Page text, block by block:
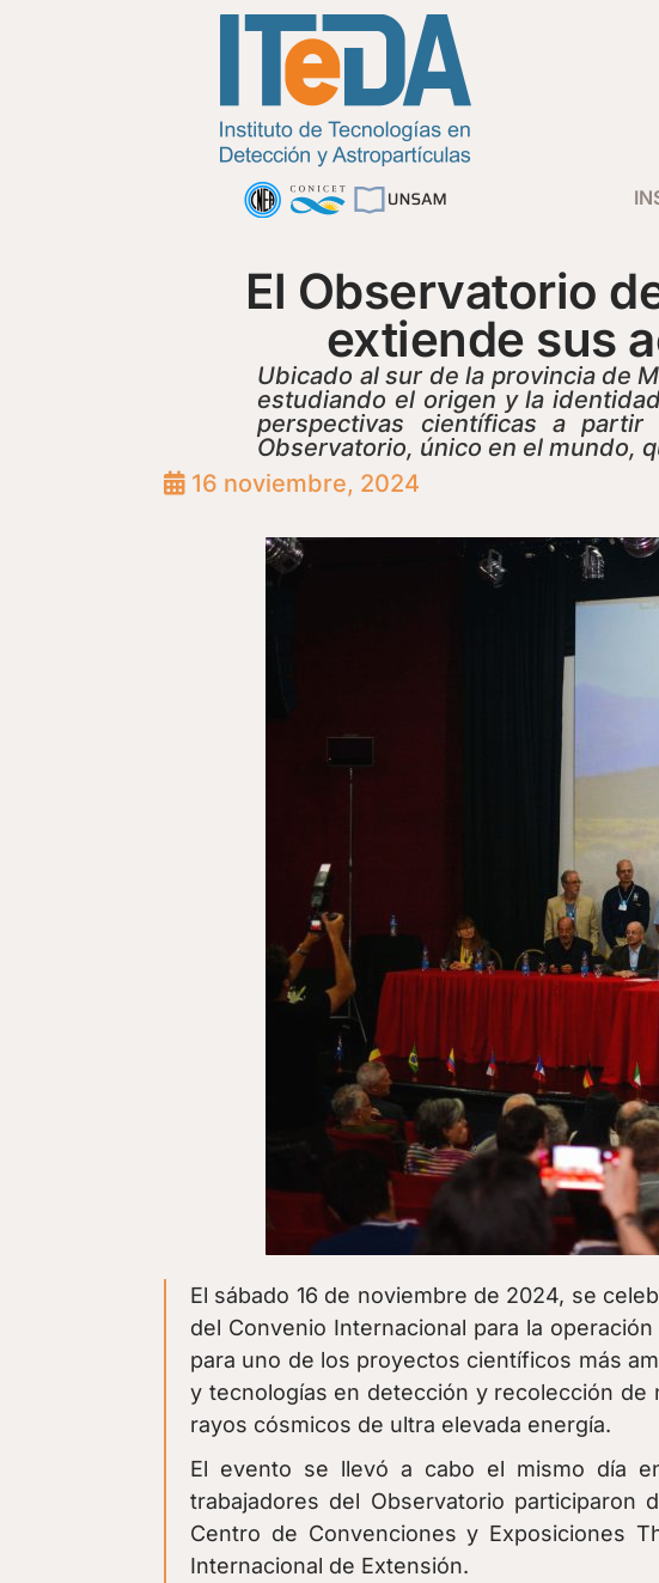
El Observatorio
extiende sus
Ubicado al sur de la provincia de
estudiando el origen y la
perspectivas científicas a
Observatorio, único en el mundo,
16 noviembre, 2024
El sábado 16 de noviembre de 2024, se
del Convenio Internacional para la
para uno de los proyectos científicos más
y tecnologías en detección y recolección de
rayos cósmicos de ultra elevada energía.
El evento se llevó a cabo el mismo día
trabajadores del Observatorio participaron
Centro de Convenciones y Exposiciones
Internacional de Extensión.